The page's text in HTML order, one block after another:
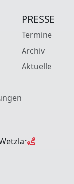
PRESSE
Termine
Archiv
Aktuelle